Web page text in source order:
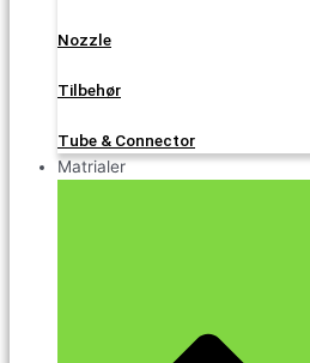
Nozzle
Tilbehør
Tube & Connector
Matrialer